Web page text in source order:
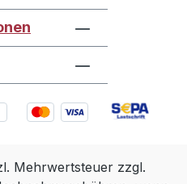
Mehrwertsteuer zzgl.